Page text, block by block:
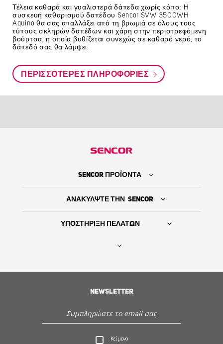
Εξυπηρέτηση - Υποστήριξη πελατών
Τέλεια καθαρά και γυαλιστερά δάπεδα χωρίς κόπο; Η
συσκευή καθαρισμού δαπέδου Sencor SVW 3500WH
Aquino θα σας απαλλάξει από τη βρωμιά σε όλους τους
τύπους σκληρών δαπέδων και χάρη στην περιστρεφόμενη
βούρτσα, η οποία βυθίζεται συνεχώς σε καθαρό νερό, το
δάπεδό σας θα λάμψει.
ΠΕΡΙΣΣΌΤΕΡΕΣ ΠΛΗΡΟΦΟΡΊΕΣ
SENCOR ΠΡΟΪΟΝΤΑ
ΑΝΑΚΥΛΨΤΕ ΤΗΝ SENCOR
ΥΠΟΣΤΗΡΙΞΗ ΠΕΛΑΤΩΝ
NEWSLETTER
Κείμενο